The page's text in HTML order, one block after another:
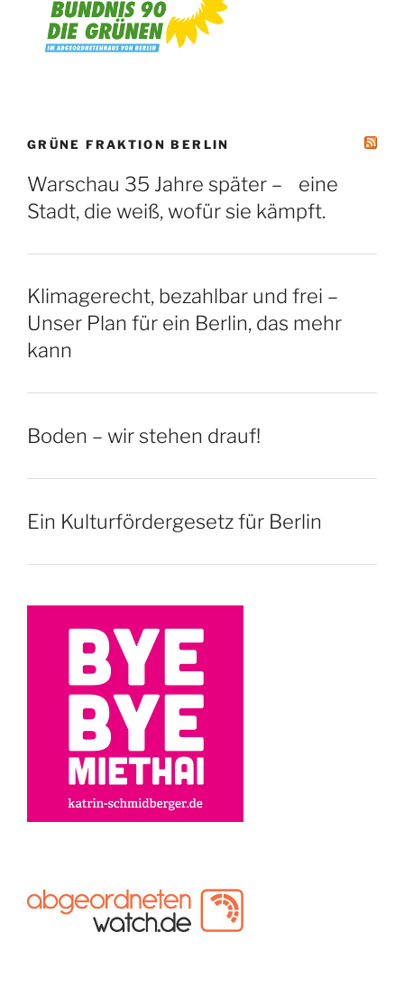
GRÜNE FRAKTION BERLIN
Warschau 35 Jahre später – eine
Stadt, die weiß, wofür sie kämpft.
Klimagerecht, bezahlbar und frei –
Unser Plan für ein Berlin, das mehr
kann
Boden – wir stehen drauf!
Ein Kulturfördergesetz für Berlin